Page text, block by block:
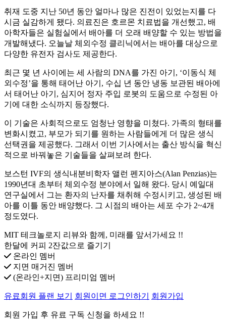
취재 도중 지난 50년 동안 얼마나 많은 진전이 있었는지를 다
시금 실감하게 됐다. 의료진은 호르몬 치료법을 개선했고, 배
아학자들은 실험실에서 배아를 더 오래 배양할 수 있는 방법을
개발해냈다. 오늘날 체외수정 클리닉에서는 배아를 대상으로
다양한 유전자 검사도 제공한다.
최근 몇 년 사이에는 세 사람의 DNA를 가진 아기, ‘이동식 체
외수정’을 통해 태어난 아기, 수십 년 동안 냉동 보관된 배아에
서 태어난 아기, 심지어 정자 주입 로봇의 도움으로 수정된 아
기에 대한 소식까지 등장했다.
이 기술은 사회적으로도 엄청난 영향을 미쳤다. 가족의 형태를
변화시켰고, 부모가 되기를 원하는 사람들에게 더 많은 생식
선택권을 제공했다. 그래서 이번 기사에서는 출산 방식을 혁신
적으로 바꿔놓은 기술들을 살펴보려 한다.
보스턴 IVF의 생식내분비학자 앨런 펜지아스(Alan Penzias)는
1990년대 초부터 체외수정 분야에서 일해 왔다. 당시 예일대
연구실에서 그는 환자의 난자를 채취해 수정시키고, 생성된 배
아를 이틀 동안 배양했다. 그 시점의 배아는 세포 수가 2~4개
정도였다.
MIT 테크놀로지 리뷰와 함께, 미래를 앞서가세요 !!
한달에 커피 2잔값으로 즐기기
온라인 멤버
지면 매거진 멤버
(온라인+지면) 프리미엄 멤버
유료회원 플랜 보기 회원이면 로그인하기 회원가입
회원 가입 후 유료 구독 신청을 하세요 !!